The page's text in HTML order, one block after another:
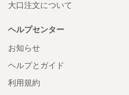
大口注文について
ヘルプセンター
お知らせ
ヘルプとガイド
利用規約